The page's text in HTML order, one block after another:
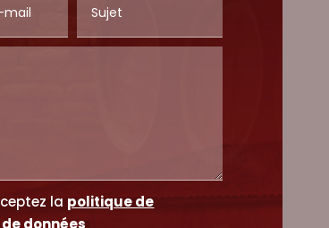
la politique de
données